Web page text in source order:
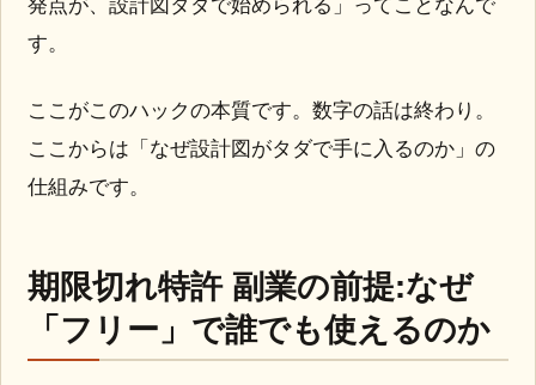
す。
ここがこのハックの本質です。数字の話は終わり。
ここからは「なぜ設計図がタダで手に入るのか」の
仕組みです。
期限切れ特許 副業の前提:なぜ
「フリー」で誰でも使えるのか